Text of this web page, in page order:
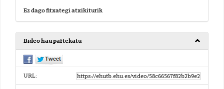
Ez dago fitxategi atxikiturik
Bideo hau partekatu
URL: